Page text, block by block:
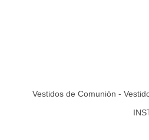
Vestidos de Comunión -